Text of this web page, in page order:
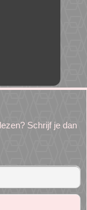
Schrijf je dan